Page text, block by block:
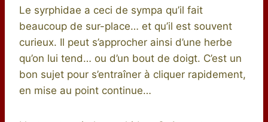
Le syrphidae a ceci de sympa qu’il fait
beaucoup de sur-place… et qu’il est souvent
curieux. Il peut s’approcher ainsi d’une herbe
qu’on lui tend… ou d’un bout de doigt. C’est un
bon sujet pour s’entraîner à cliquer rapidement,
en mise au point continue…